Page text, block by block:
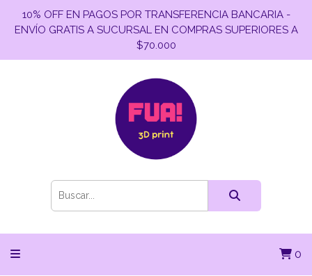
10% OFF EN PAGOS POR TRANSFERENCIA BANCARIA -
ENVÍO GRATIS A SUCURSAL EN COMPRAS SUPERIORES A
$70.000
0